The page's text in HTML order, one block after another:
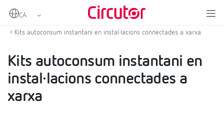
Home
Conjunts autoconsum instantani
Kits autoconsum instantani en instal·lacions connectades a xarxa
Kits autoconsum instantani en
instal·lacions connectades a
xarxa